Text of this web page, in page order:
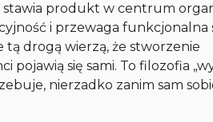
produkt w centrum
i przewaga funkcjonalna
drogą wierzą, że stworzenie
się sami. To filozofia
nierzadko zanim sam